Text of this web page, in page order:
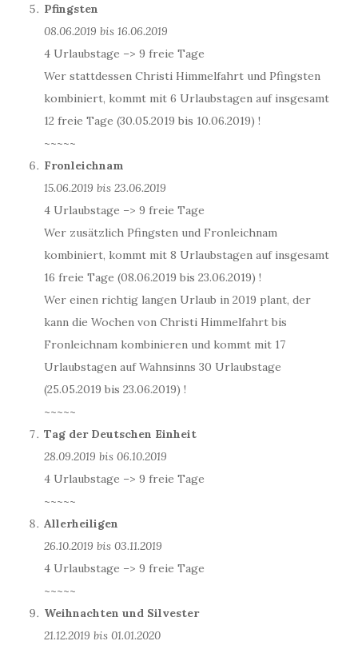
Pfingsten
08.06.2019 bis 16.06.2019
4 Urlaubstage –> 9 freie Tage
Wer stattdessen Christi Himmelfahrt und Pfingsten
kombiniert, kommt mit 6 Urlaubstagen auf insgesamt
12 freie Tage (30.05.2019 bis 10.06.2019) !
~~~~~
Fronleichnam
15.06.2019 bis 23.06.2019
4 Urlaubstage –> 9 freie Tage
Wer zusätzlich Pfingsten und Fronleichnam
kombiniert, kommt mit 8 Urlaubstagen auf insgesamt
16 freie Tage (08.06.2019 bis 23.06.2019) !
Wer einen richtig langen Urlaub in 2019 plant, der
kann die Wochen von Christi Himmelfahrt bis
Fronleichnam kombinieren und kommt mit 17
Urlaubstagen auf Wahnsinns 30 Urlaubstage
(25.05.2019 bis 23.06.2019) !
~~~~~
Tag der Deutschen Einheit
28.09.2019 bis 06.10.2019
4 Urlaubstage –> 9 freie Tage
~~~~~
Allerheiligen
26.10.2019 bis 03.11.2019
4 Urlaubstage –> 9 freie Tage
~~~~~
Weihnachten und Silvester
21.12.2019 bis 01.01.2020